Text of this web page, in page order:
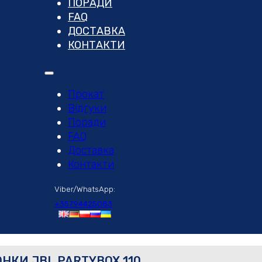
ПОРАДИ
FAQ
ДОСТАВКА
КОНТАКТИ
Прокат
Відгуки
Поради
FAQ
Доставка
Контакти
Viber/WhatsApp:
+35794425083